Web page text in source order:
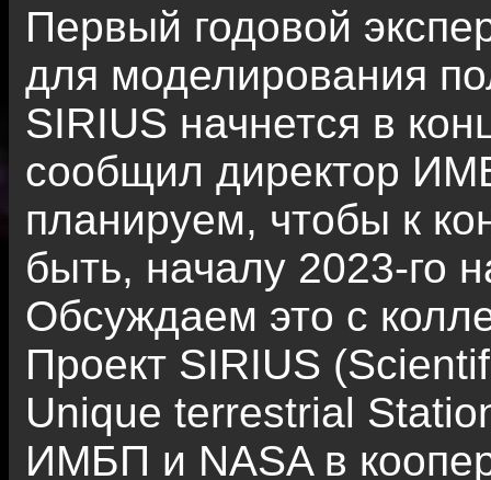
Первый годовой
для моделирования
SIRIUS начнется в
сообщил директор
планируем, чтобы к
быть, началу 2023-го
Обсуждаем это с
Проект SIRIUS
Unique terrestrial
ИМБП и NASA в